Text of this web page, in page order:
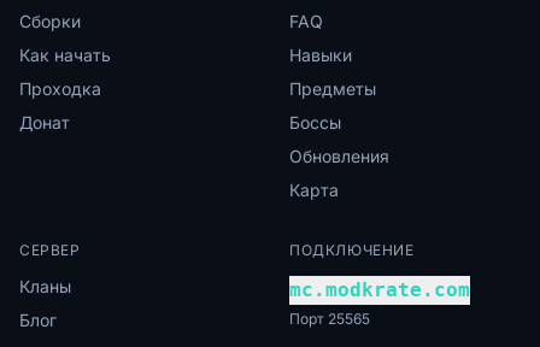
Сборки
Как начать
Проходка
Донат
FAQ
Навыки
Предметы
Боссы
Обновления
Карта
СЕРВЕР
Кланы
Блог
ПОДКЛЮЧЕНИЕ
mc.modkrate.com
Порт 25565